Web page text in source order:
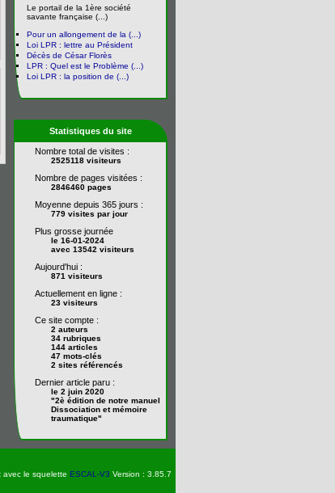
Le portail de la 1ère société
savante française (...)
Pour un allongement de la (...)
Loi LPR : lettre au Président
Décès de César Florès
LPR : Quel est le Problème (...)
Loi LPR : la position de (...)
Statistiques du site
Nombre total de visites :
2525118 visiteurs
Nombre de pages visitées :
2846460 pages
Moyenne depuis 365 jours :
779 visites par jour
Plus grosse journée
le 16-01-2024
avec 13542 visiteurs
Aujourd'hui :
871 visiteurs
Actuellement en ligne :
23 visiteurs
Ce site compte :
2 auteurs
34 rubriques
144 articles
47 mots-clés
2 sites référencés
Dernier article paru :
le 2 juin 2020
"2è édition de notre manuel
Dissociation et mémoire
traumatique"
avec le squelette ESCAL-V3 Version : 3.85.7